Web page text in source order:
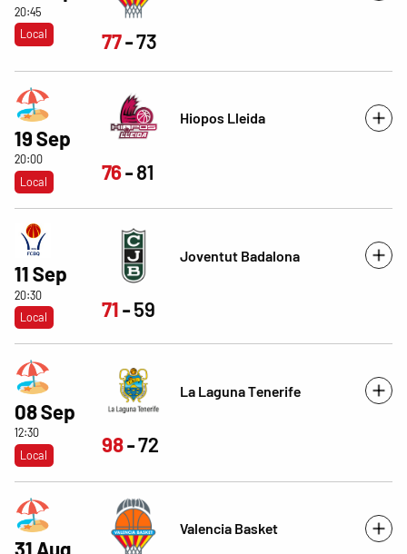
20:45
Local
77 73
19 Sep
20:00
Local
Hiopos Lleida
76 81
11 Sep
20:30
Local
Joventut Badalona
71 59
08 Sep
12:30
Local
La Laguna Tenerife
98 72
31 Aug
Valencia Basket